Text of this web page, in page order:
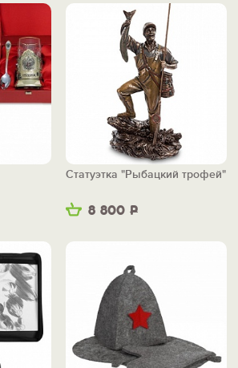
8 800 Р
Статуэтка "Рыбацкий трофей"